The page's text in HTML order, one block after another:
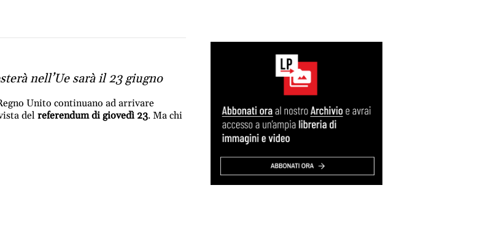
nell’Ue sarà il 23 giugno
Unito continuano ad arrivare
del referendum di giovedì 23. Ma chi